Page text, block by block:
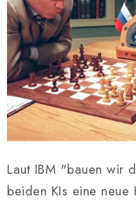
Laut IBM "bauen wir
beiden KIs eine